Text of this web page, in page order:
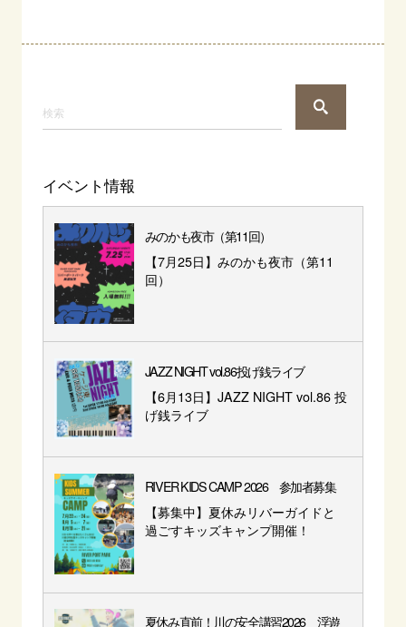
イベント情報
みのかも夜市（第11回）
【7月25日】みのかも夜市（第11
回）
JAZZ NIGHT vol.86投げ銭ライブ
【6月13日】JAZZ NIGHT vol.86 投
げ銭ライブ
RIVER KIDS CAMP 2026 参加者募集
【募集中】夏休みリバーガイドと
過ごすキッズキャンプ開催！
夏休み直前！川の安全講習2026 浮遊